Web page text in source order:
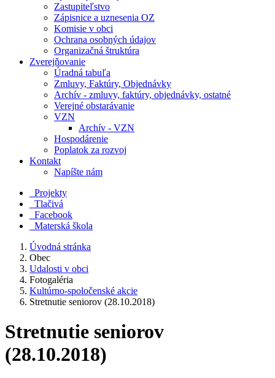
Zastupiteľstvo
Zápisnice a uznesenia OZ
Komisie v obci
Ochrana osobných údajov
Organizačná štruktúra
Zverejňovanie
Úradná tabuľa
Zmluvy, Faktúry, Objednávky
Archív - zmluvy, faktúry, objednávky, ostatné
Verejné obstarávanie
VZN
Archív - VZN
Hospodárenie
Poplatok za rozvoj
Kontakt
Napíšte nám
Projekty
Tlačivá
Facebook
Materská škola
Úvodná stránka
Obec
Udalosti v obci
Fotogaléria
Kultúrno-spoločenské akcie
Stretnutie seniorov (28.10.2018)
Stretnutie seniorov
(28.10.2018)